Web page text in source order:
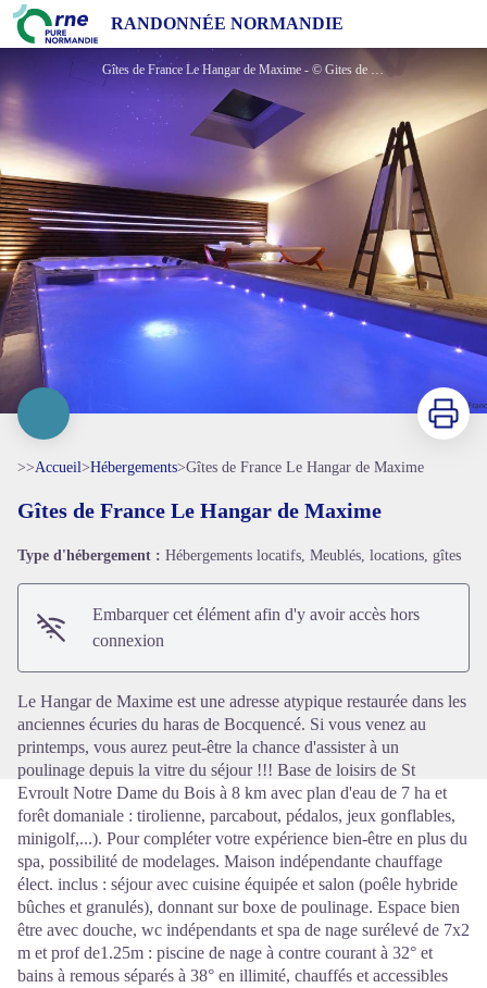
RANDONNÉE NORMANDIE
Gîtes de France Le Hangar de Maxime
Gîtes de France Le Hangar de Maxime - © Gites de France Orne
Voir l'image en plein écran
Imprimer
>>Accueil>Hébergements>Gîtes de France Le Hangar de Maxime
Gîtes de France Le Hangar de Maxime
Type d'hébergement : Hébergements locatifs, Meublés, locations, gîtes
Embarquer cet élément afin d'y avoir accès hors
connexion
Le Hangar de Maxime est une adresse atypique restaurée dans les
anciennes écuries du haras de Bocquencé. Si vous venez au
printemps, vous aurez peut-être la chance d'assister à un
poulinage depuis la vitre du séjour !!! Base de loisirs de St
Evroult Notre Dame du Bois à 8 km avec plan d'eau de 7 ha et
forêt domaniale : tirolienne, parcabout, pédalos, jeux gonflables,
minigolf,...). Pour compléter votre expérience bien-être en plus du
spa, possibilité de modelages. Maison indépendante chauffage
élect. inclus : séjour avec cuisine équipée et salon (poêle hybride
bûches et granulés), donnant sur boxe de poulinage. Espace bien
être avec douche, wc indépendants et spa de nage surélevé de 7x2
m et prof de1.25m : piscine de nage à contre courant à 32° et
bains à remous séparés à 38° en illimité, chauffés et accessibles